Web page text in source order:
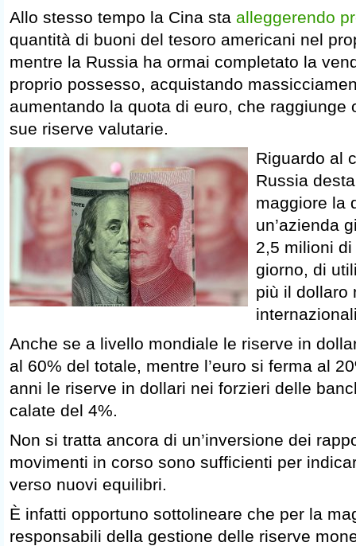
Allo stesso tempo la Cina sta alleggerendo
quantità di buoni del tesoro americani nel
mentre la Russia ha ormai completato la
proprio possesso, acquistando
aumentando la quota di euro, che raggiunge
sue riserve valutarie.
Riguardo al
Russia
maggiore la
un’azienda
2,5 milioni
giorno, di
più il dollaro
Anche se a livello mondiale le riserve in
al 60% del totale, mentre l’euro si ferma al
anni le riserve in dollari nei forzieri delle
calate del 4%.
Non si tratta ancora di un’inversione dei
movimenti in corso sono sufficienti per
verso nuovi equilibri.
È infatti opportuno sottolineare che per la
responsabili della gestione delle riserve